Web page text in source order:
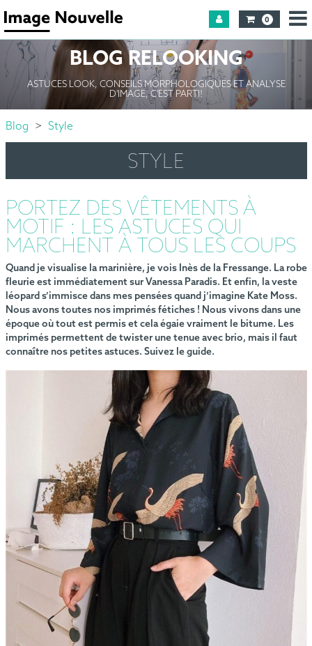
0
BLOG RELOOKING
ASTUCES LOOK, CONSEILS MORPHOLOGIQUES ET ANALYSE
D'IMAGE, C'EST PARTI!
Blog Style
STYLE
PORTEZ DES VÊTEMENTS À
MOTIF : LES ASTUCES QUI
MARCHENT À TOUS LES COUPS
Quand je visualise la marinière, je vois Inès de la Fressange. La robe
fleurie est immédiatement sur Vanessa Paradis. Et enfin, la veste
léopard s’immisce dans mes pensées quand j’imagine Kate Moss.
Nous avons toutes nos imprimés fétiches ! Nous vivons dans une
époque où tout est permis et cela égaie vraiment le bitume. Les
imprimés permettent de twister une tenue avec brio, mais il faut
connaître nos petites astuces. Suivez le guide.